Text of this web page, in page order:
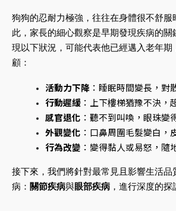
狗狗的忍耐力極強，往往在身體很不舒服
此，家長的細心觀察是早期發現疾病的關
現以下狀況，可能代表他已經邁入老年期
顧：
活動力下降 ：睡眠時間變長，對
行動遲緩 ：上下樓梯猶豫不決，
感官退化 ：聽不到叫喚，眼珠變
外觀變化 ：口鼻周圍毛髮變白，
行為改變 ：變得黏人或易怒，隨
接下來，我們將針對最常見且影響生活品
病： 關節疾病與眼部疾病 ，進行深度的探